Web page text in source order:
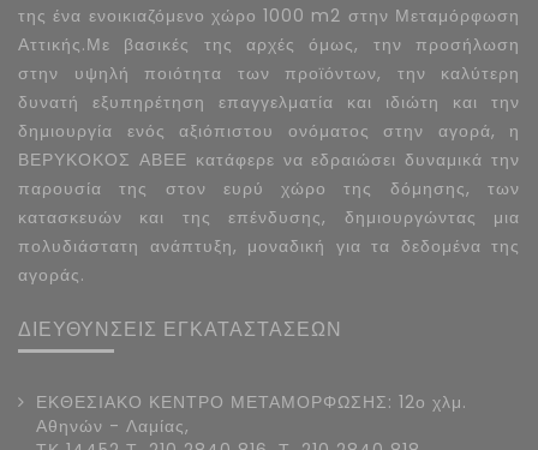
της ένα ενοικιαζόμενο χώρο 1000 m2 στην Μεταμόρφωση
Αττικής.Με βασικές της αρχές όμως, την προσήλωση
στην υψηλή ποιότητα των προϊόντων, την καλύτερη
δυνατή εξυπηρέτηση επαγγελματία και ιδιώτη και την
δημιουργία ενός αξιόπιστου ονόματος στην αγορά, η
ΒΕΡΥΚΟΚΟΣ ΑΒΕΕ κατάφερε να εδραιώσει δυναμικά την
παρουσία της στον ευρύ χώρο της δόμησης, των
κατασκευών και της επένδυσης, δημιουργώντας μια
πολυδιάστατη ανάπτυξη, μοναδική για τα δεδομένα της
αγοράς.
ΔΙΕΥΘΥΝΣΕΙΣ ΕΓΚΑΤΑΣΤΑΣΕΩΝ
ΕΚΘΕΣΙΑΚΟ ΚΕΝΤΡΟ ΜΕΤΑΜΟΡΦΩΣΗΣ: 12ο χλμ.
Αθηνών - Λαμίας,